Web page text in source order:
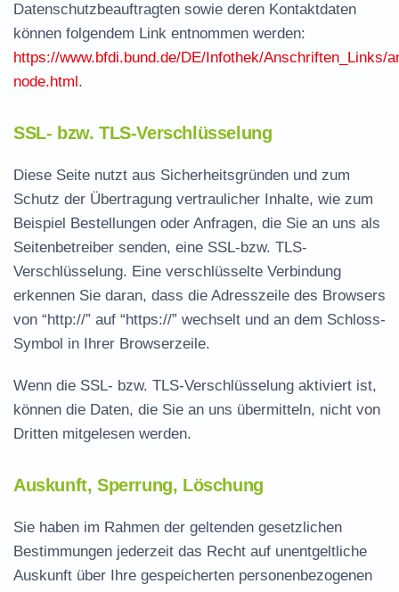
Datenschutzbeauftragten sowie deren Kontaktdaten
können folgendem Link entnommen werden:
https://www.bfdi.bund.de/DE/Infothek/Anschriften_Links/
node.html .
SSL- bzw. TLS-Verschlüsselung
Diese Seite nutzt aus Sicherheitsgründen und zum
Schutz der Übertragung vertraulicher Inhalte, wie zum
Beispiel Bestellungen oder Anfragen, die Sie an uns als
Seitenbetreiber senden, eine SSL-bzw. TLS-
Verschlüsselung. Eine verschlüsselte Verbindung
erkennen Sie daran, dass die Adresszeile des Browsers
von “http://” auf “https://” wechselt und an dem Schloss-
Symbol in Ihrer Browserzeile.
Wenn die SSL- bzw. TLS-Verschlüsselung aktiviert ist,
können die Daten, die Sie an uns übermitteln, nicht von
Dritten mitgelesen werden.
Auskunft, Sperrung, Löschung
Sie haben im Rahmen der geltenden gesetzlichen
Bestimmungen jederzeit das Recht auf unentgeltliche
Auskunft über Ihre gespeicherten personenbezogenen